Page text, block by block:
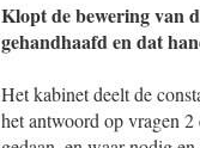
Klopt de bewering van
gehandhaafd en dat
Het kabinet deelt de
het antwoord op vragen